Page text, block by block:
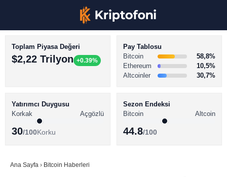
BİTCOİN HABERLERİ
ALTCOİN HABERLERİ
SÖZLÜK
Toplam Piyasa Değeri
$2,22 Trilyon +0.39%
Pay Tablosu
Bitcoin
58,8%
Ethereum
10,5%
Altcoinler
30,7%
Yatırımcı Duygusu
Korkak
Açgözlü
30/100Korku
Sezon Endeksi
Bitcoin
Altcoin
44.8/100
Ana Sayfa › Bitcoin Haberleri